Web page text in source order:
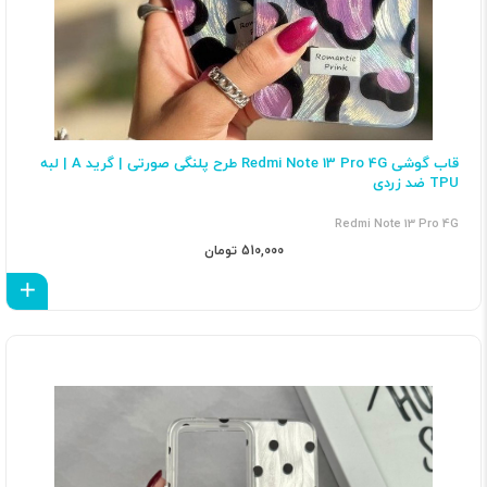
قاب گوشی Redmi Note 13 Pro 4G طرح پلنگی صورتی | گرید A | لبه
TPU ضد زردی
Redmi Note 13 Pro 4G
510,000 تومان